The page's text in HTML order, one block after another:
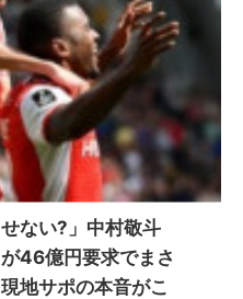
ない?」中村敬斗
46億円要求でまさ
地サポの本音がこ